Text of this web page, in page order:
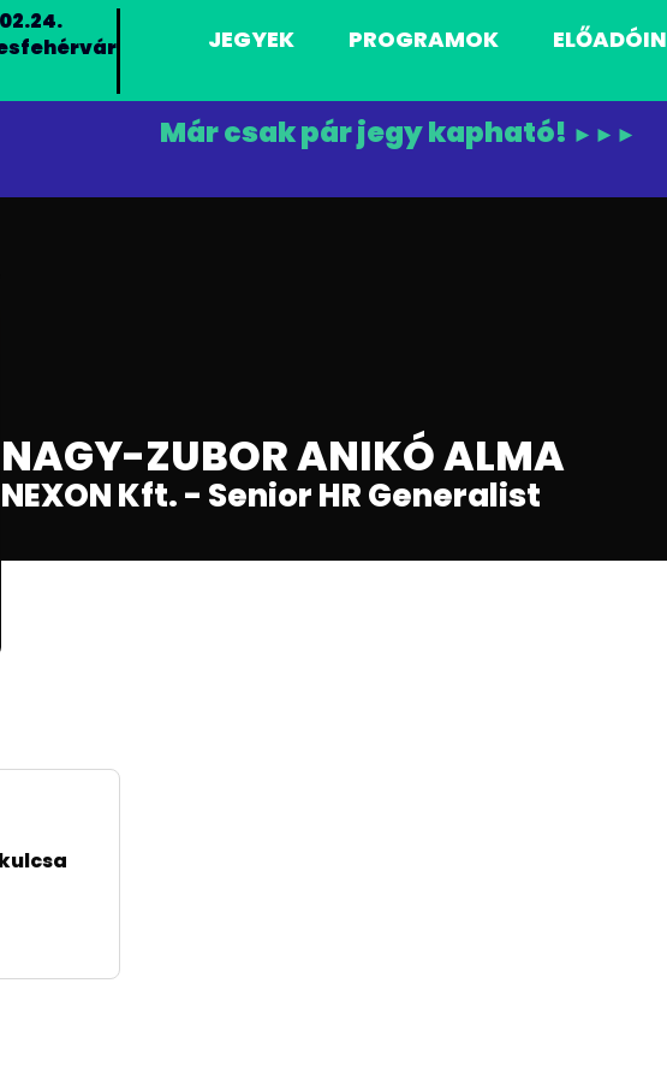
JEGYEK PROGRAMOK
Már csak pár jegy kapható! ►►►
NAGY-ZUBOR ANIKÓ ALMA
NEXON Kft. - Senior HR Generalist